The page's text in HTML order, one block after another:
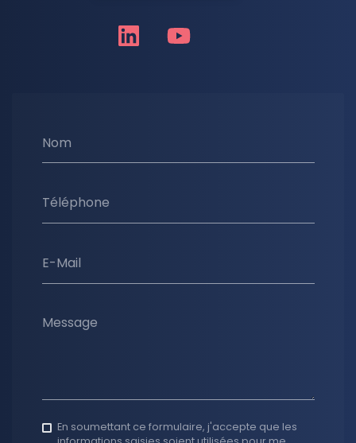
Nom
Téléphone
E-Mail
Message
En soumettant ce formulaire, j'accepte que les